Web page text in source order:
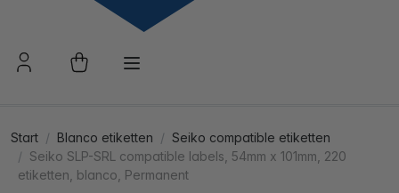
Start Blanco etiketten
Seiko compatible etiketten
Seiko SLP-SRL compatible labels, 54mm x 101mm, 220
etiketten, blanco, Permanent